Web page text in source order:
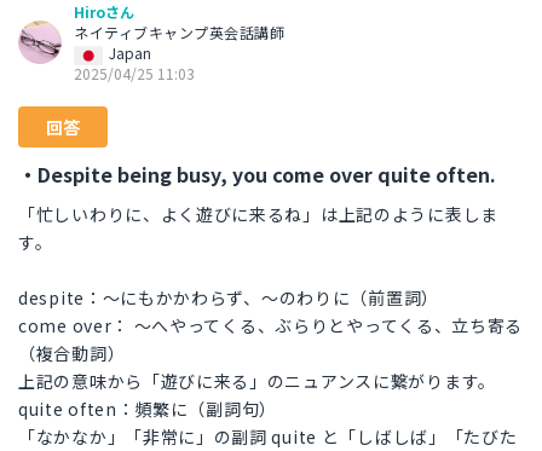
Hiroさん
ネイティブキャンプ英会話講師
Japan
2025/04/25 11:03
回答
・Despite being busy, you come over quite often.
「忙しいわりに、よく遊びに来るね」は上記のように表しま
す。
despite：～にもかかわらず、～のわりに（前置詞）
come over： ～へやってくる、ぶらりとやってくる、立ち寄る
（複合動詞）
上記の意味から「遊びに来る」のニュアンスに繋がります。
quite often：頻繁に（副詞句）
「なかなか」「非常に」の副詞 quite と「しばしば」「たびた